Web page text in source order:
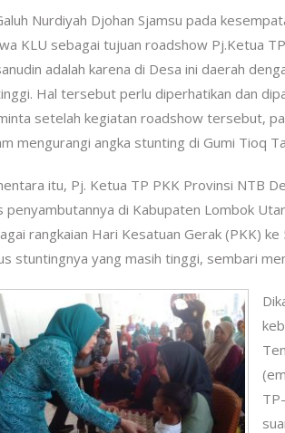
Nurdiyah Djohan Sjamsu pada
KLU sebagai tujuan roadshow Pj.Ketua
adalah karena di Desa ini daerah
Hal tersebut perlu diperhatikan dan
setelah kegiatan roadshow tersebut,
mengurangi angka stunting di Gumi Tioq
itu, Pj. Ketua TP PKK Provinsi NTB
penyambutannya di Kabupaten Lombok
rangkaian Hari Kesatuan Gerak (PKK)
stuntingnya yang masih tinggi, sembari